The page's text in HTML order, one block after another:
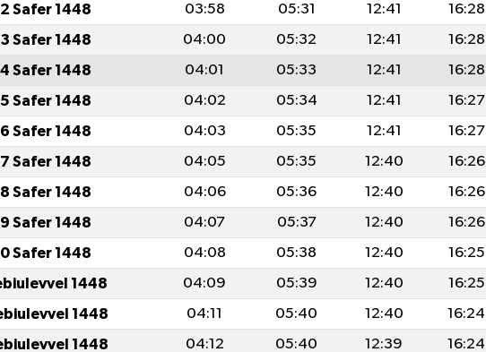
Safer 1448 03:58 05:31 12:41 16:28
Safer 1448 04:00 05:32 12:41 16:28
Safer 1448 04:01 05:33 12:41 16:28
Safer 1448 04:02 05:34 12:41 16:27
Safer 1448 04:03 05:35 12:41 16:27
Safer 1448 04:05 05:35 12:40 16:26
Safer 1448 04:06 05:36 12:40 16:26
Safer 1448 04:07 05:37 12:40 16:26
Safer 1448 04:08 05:38 12:40 16:25
1448 04:09 05:39 12:40 16:25
1448 04:11 05:40 12:40 16:24
1448 04:12 05:40 12:39 16:24